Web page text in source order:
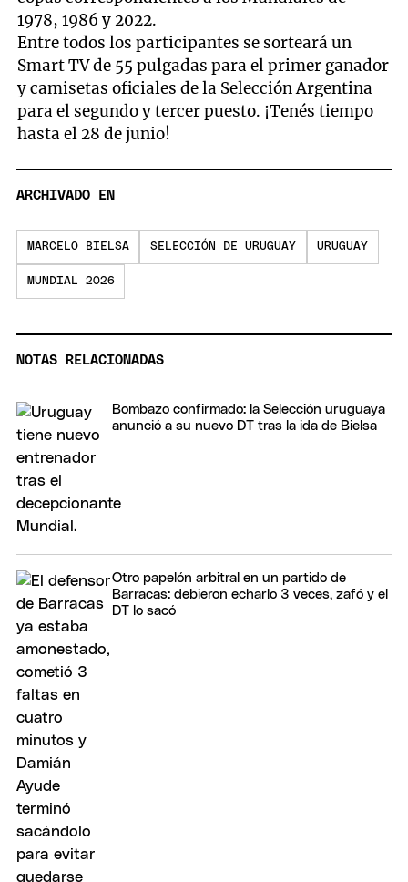
1978, 1986 y 2022.
Entre todos los participantes se sorteará un
Smart TV de 55 pulgadas para el primer ganador
y camisetas oficiales de la Selección Argentina
para el segundo y tercer puesto. ¡Tenés tiempo
hasta el 28 de junio!
ARCHIVADO EN
MARCELO BIELSA SELECCIÓN DE URUGUAY URUGUAY
MUNDIAL 2026
NOTAS RELACIONADAS
Bombazo confirmado: la Selección uruguaya
anunció a su nuevo DT tras la ida de Bielsa
Otro papelón arbitral en un partido de
Barracas: debieron echarlo 3 veces, zafó y el
DT lo sacó